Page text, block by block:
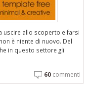
uscire allo scoperto e farsi
è niente di nuovo. Del
in questo settore gli
60 commenti